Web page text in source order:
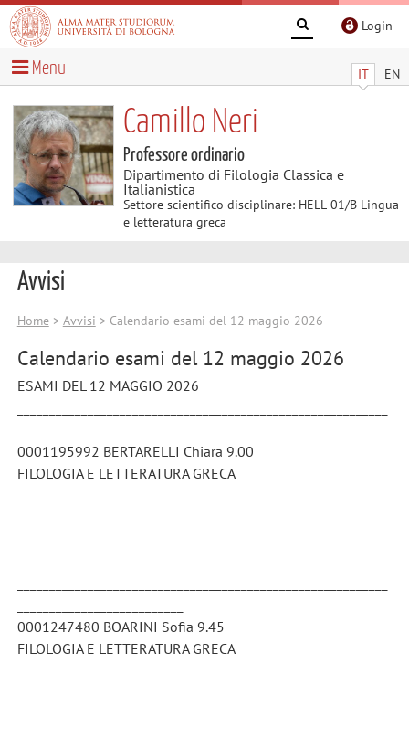
Login
IT EN
Menu
Camillo Neri
Professore ordinario
Dipartimento di Filologia Classica e
Italianistica
Settore scientifico disciplinare: HELL-01/B Lingua
e letteratura greca
Avvisi
Home> Avvisi > Calendario esami del 12 maggio 2026
Calendario esami del 12 maggio 2026
ESAMI DEL 12 MAGGIO 2026
0001195992 BERTARELLI Chiara 9.00
FILOLOGIA E LETTERATURA GRECA
0001247480 BOARINI Sofia 9.45
FILOLOGIA E LETTERATURA GRECA